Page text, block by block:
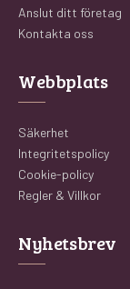
Anslut ditt företag
Kontakta oss
Webbplats
Säkerhet
Integritetspolicy
Cookie-policy
Regler & Villkor
Nyhetsbrev